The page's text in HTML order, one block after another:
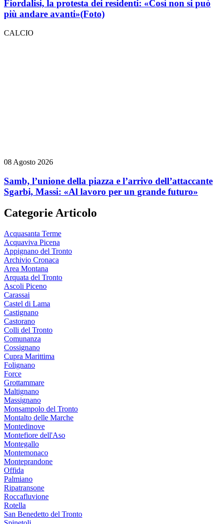
Fiordalisi, la protesta dei residenti: «Così non si può
più andare avanti»(Foto)
CALCIO
08 Agosto 2026
Samb, l’unione della piazza e l’arrivo dell’attaccante
Sgarbi, Massi: «Al lavoro per un grande futuro»
Categorie Articolo
Acquasanta Terme
Acquaviva Picena
Appignano del Tronto
Archivio Cronaca
Area Montana
Arquata del Tronto
Ascoli Piceno
Carassai
Castel di Lama
Castignano
Castorano
Colli del Tronto
Comunanza
Cossignano
Cupra Marittima
Folignano
Force
Grottammare
Maltignano
Massignano
Monsampolo del Tronto
Montalto delle Marche
Montedinove
Montefiore dell'Aso
Montegallo
Montemonaco
Monteprandone
Offida
Palmiano
Ripatransone
Roccafluvione
Rotella
San Benedetto del Tronto